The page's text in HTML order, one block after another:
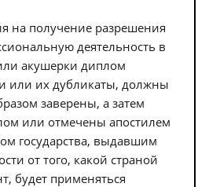
на получение разрешения
деятельность в
акушерки диплом
или их дубликаты, должны
заверены, а затем
или отмечены апостилем
государства, выдавшим
от того, какой страной
будет применяться